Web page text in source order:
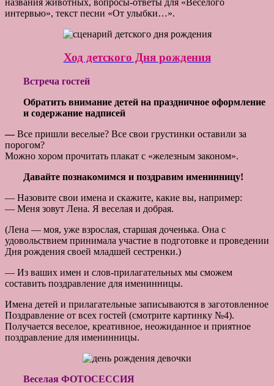
интервью», текст песни «От улыбки…».
Ход детского Дня рождения
Встреча гостей
Обратить внимание детей на праздничное оформление
и содержание надписей
—Все пришли веселые? Все свои грустинки оставили за
порогом?
Можно хором прочитать плакат с «железным законом».
Давайте познакомимся и поздравим именинницу!
— Назовите свои имена и скажите, какие вы, например:
— Меня зовут Лена. Я веселая и добрая.
(Лена — моя, уже взрослая, старшая доченька. Она с
удовольствием принимала участие в подготовке и проведении
Дня рождения своей младшей сестренки.)
— Из ваших имен и слов-прилагательных мы сможем
составить поздравление для именинницы.
Имена детей и прилагательные записываются в заготовленное
Поздравление от всех гостей (смотрите картинку №4).
Получается веселое, креативное, неожиданное и приятное
поздравление для именинницы.
Веселая ФОТОСЕССИЯ